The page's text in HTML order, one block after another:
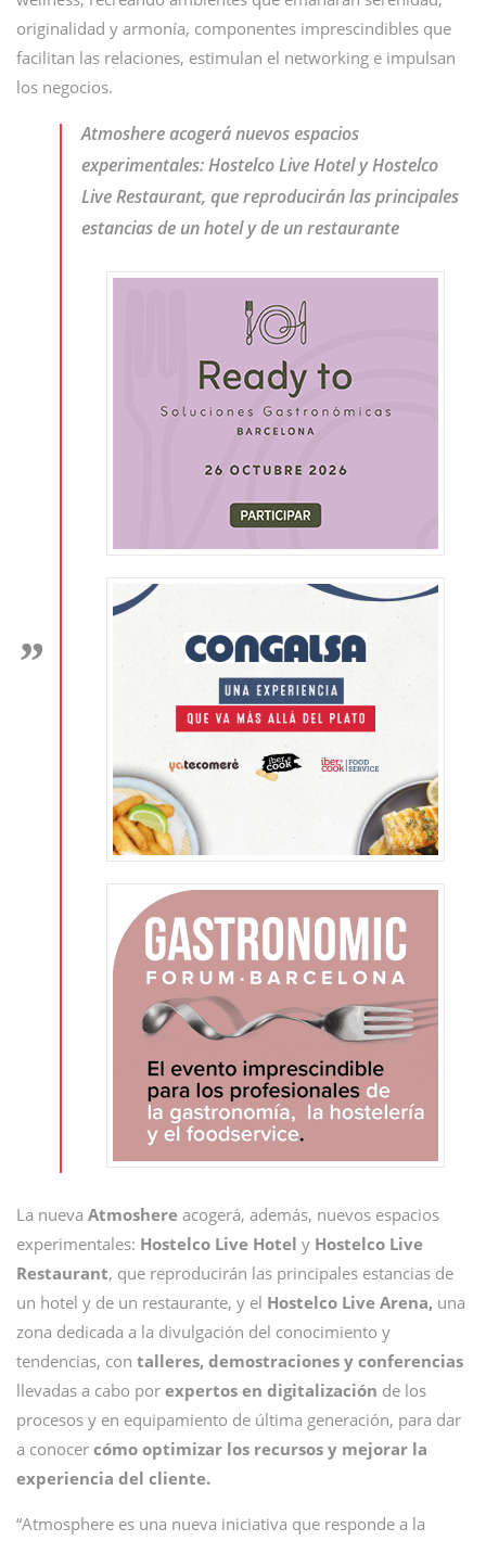
originalidad y armonía, componentes imprescindibles que
facilitan las relaciones, estimulan el networking e impulsan
los negocios.
Atmoshere acogerá nuevos espacios
experimentales: Hostelco Live Hotel y Hostelco
Live Restaurant, que reproducirán las principales
estancias de un hotel y de un restaurante
La nueva Atmoshere acogerá, además, nuevos espacios
experimentales: Hostelco Live Hotel y Hostelco Live
Restaurant, que reproducirán las principales estancias de
un hotel y de un restaurante, y el Hostelco Live Arena, una
zona dedicada a la divulgación del conocimiento y
tendencias, con talleres, demostraciones y conferencias
llevadas a cabo por expertos en digitalización de los
procesos y en equipamiento de última generación, para dar
a conocer cómo optimizar los recursos y mejorar la
experiencia del cliente.
“Atmosphere es una nueva iniciativa que responde a la